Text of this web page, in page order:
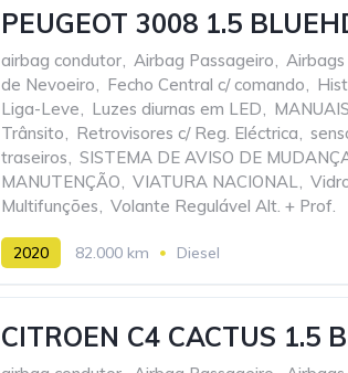
PEUGEOT 3008 1.5
airbag condutor, Airbag Passageiro,
de Nevoeiro, Fecho Central c/ comando,
Liga-Leve, Luzes diurnas em LED,
Trânsito, Retrovisores c/ Reg. Eléctrica,
traseiros, SISTEMA DE AVISO DE
MANUTENÇÃO, VIATURA NACIONAL,
Multifunções, Volante Regulável Alt. + Prof.
2020 82.000 km Diesel
CITROEN C4 CACTUS 1.5